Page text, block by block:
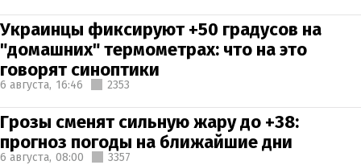
Украинцы фиксируют +50 градусов на
"домашних" термометрах: что на это
говорят синоптики
6 августа, 16:46 2353
Грозы сменят сильную жару до +38:
прогноз погоды на ближайшие дни
6 августа, 08:00 3357